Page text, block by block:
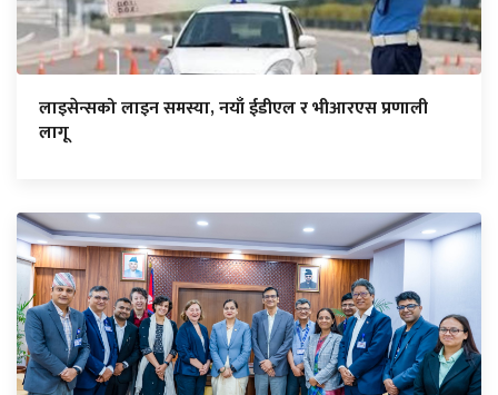
लाइसेन्सको लाइन समस्या, नयाँ ईडीएल र भीआरएस प्रणाली
लागू